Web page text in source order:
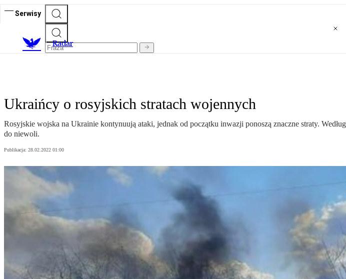
Serwisy
Radar
Ukraińcy o rosyjskich stratach wojennych
Rosyjskie wojska na Ukrainie kontynuują ataki, jednak od początku inwazji ponoszą znaczne straty.
do niewoli.
Publikacja: 28.02.2022 01:00